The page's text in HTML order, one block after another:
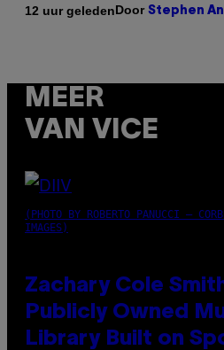
12 uur geledenDoor Stephen
MEER
VAN VICE
(PHOTO BY ROBERTO PANUCCI –
IMAGES)
Zachary Cole
Publicly Owned
Library Built on